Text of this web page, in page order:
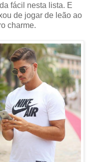
fácil nesta lista. E
de jogar de leão ao
charme.